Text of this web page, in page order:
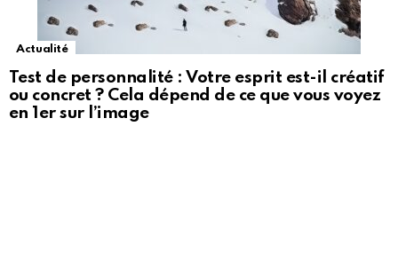
Actualité
Test de personnalité : Votre esprit est-il créatif
ou concret ? Cela dépend de ce que vous voyez
en 1er sur l’image